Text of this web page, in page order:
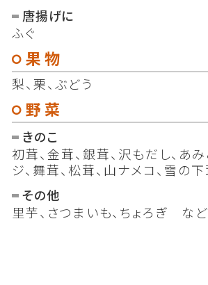
唐揚げに
ふぐ
果物
梨、栗、ぶどう
野菜
きのこ
初茸、金茸、銀茸、沢もだし、あ
ジ、舞茸、松茸、山ナメコ、雪の
その他
里芋、さつまいも、ちょろぎ など